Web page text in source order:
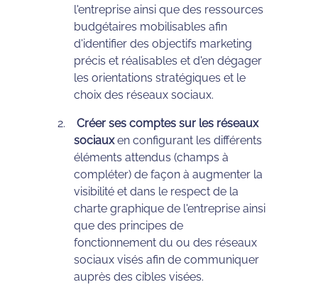
l'entreprise ainsi que des ressources
budgétaires mobilisables afin
d'identifier des objectifs marketing
précis et réalisables et d'en dégager
les orientations stratégiques et le
choix des réseaux sociaux.
Créer ses comptes sur les réseaux
sociauxen configurant les différents
éléments attendus (champs à
compléter) de façon à augmenter la
visibilité et dans le respect de la
charte graphique de l'entreprise ainsi
que des principes de
fonctionnement du ou des réseaux
sociaux visés afin de communiquer
auprès des cibles visées.